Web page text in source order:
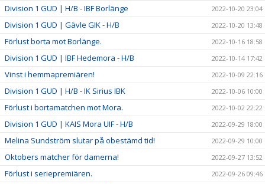
Division 1 GUD | H/B - IBF Borlänge 2022-10-20 23:04
Division 1 GUD | Gävle GIK - H/B 2022-10-20 13:48
Förlust borta mot Borlänge. 2022-10-16 18:58
Division 1 GUD | IBF Hedemora - H/B 2022-10-14 17:42
Vinst i hemmapremiären! 2022-10-09 22:16
Division 1 GUD | H/B - IK Sirius IBK 2022-10-06 10:00
Förlust i bortamatchen mot Mora. 2022-10-02 22:22
Division 1 GUD | KAIS Mora UIF - H/B 2022-09-29 18:00
Melina Sundström slutar på obestämd tid! 2022-09-29 10:00
Oktobers matcher för damerna! 2022-09-27 13:52
Förlust i seriepremiären. 2022-09-26 09:46